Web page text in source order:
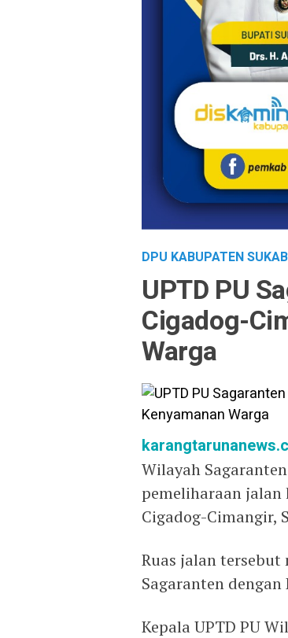
DPU KABUPATEN
UPTD PU
Cigadog-
Warga
Wilayah
pemeliharaan jalan
Cigadog-Cimangir,
Ruas jalan
Sagaranten
Kepala UPTD PU